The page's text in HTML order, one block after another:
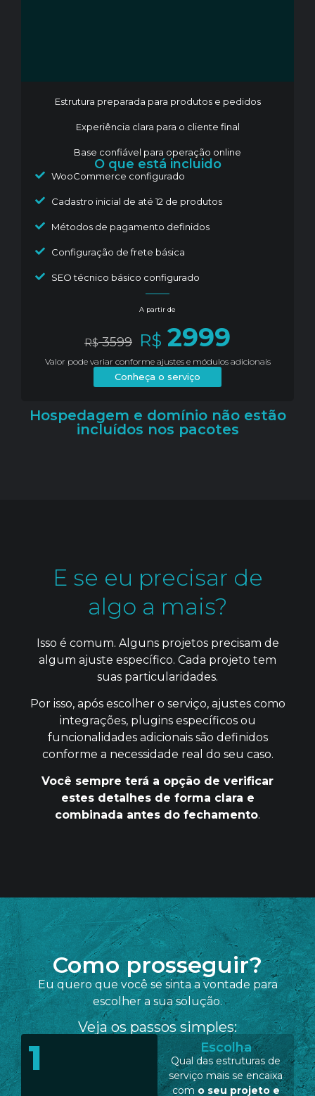
Estrutura preparada para produtos e pedidos
Experiência clara para o cliente final
Base confiável para operação online
O que está incluido
WooCommerce configurado
Cadastro inicial de até 12 de produtos
Métodos de pagamento definidos
Configuração de frete básica
SEO técnico básico configurado
A partir de
R$3599 R$ 2999
Valor pode variar conforme ajustes e módulos adicionais
Conheça o serviço
Hospedagem e domínio não estão
incluídos nos pacotes
E se eu precisar de
algo a mais?
Isso é comum. Alguns projetos precisam de
algum ajuste específico. Cada projeto tem
suas particularidades.
Por isso, após escolher o serviço, ajustes como
integrações, plugins específicos ou
funcionalidades adicionais são definidos
conforme a necessidade real do seu caso.
Você sempre terá a opção de verificar
estes detalhes de forma clara e
combinada antes do fechamento.
Como prosseguir?
Eu quero que você se sinta a vontade para
escolher a sua solução.
Veja os passos simples:
1 Escolha
Qual das estruturas de
serviço mais se encaixa
com o seu projeto e